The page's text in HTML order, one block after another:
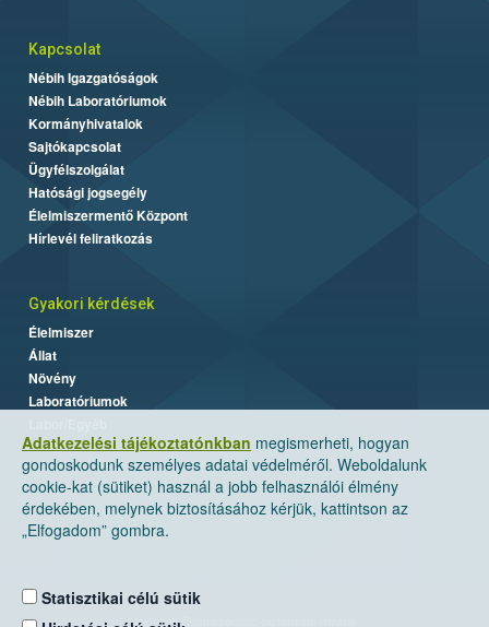
Adatkezelési tájékoztatónkban megismerheti, hogyan
gondoskodunk személyes adatai védelméről. Weboldalunk
cookie-kat (sütiket) használ a jobb felhasználói élmény
érdekében, melynek biztosításához kérjük, kattintson az
„Elfogadom” gombra.
Statisztikai célú sütik
Kapcsolat
Nébih Igazgatóságok
Nébih Laboratóriumok
Kormányhivatalok
Sajtókapcsolat
Ügyfélszolgálat
Hatósági jogsegély
Élelmiszermentő Központ
Hírlevél feliratkozás
Gyakori kérdések
Élelmiszer
Állat
Növény
Laboratóriumok
Nemzeti Élelmiszerlánc-biztonsági Hivatal